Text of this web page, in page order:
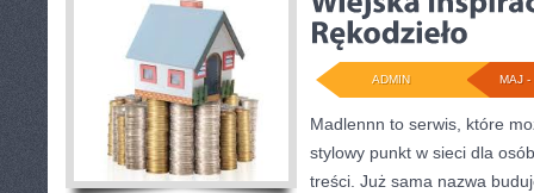
MAJ -
ADMIN
Madlennn to serwis, które
stylowy punkt w sieci dla
treści. Już sama nazwa